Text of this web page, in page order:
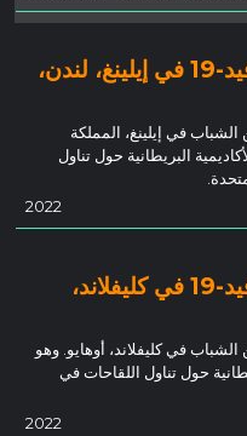
مشاركة الشباب في لقاح كوفيد-19 في إيلينغ، لندن،
في إيلينغ، المملكة
البريطانية حول تناول
2022
مشاركة الشباب في لقاح كوفيد-19 في كليفلاند،
في كليفلاند، أوهايو. وهو
حول تناول اللقاحات في
2022